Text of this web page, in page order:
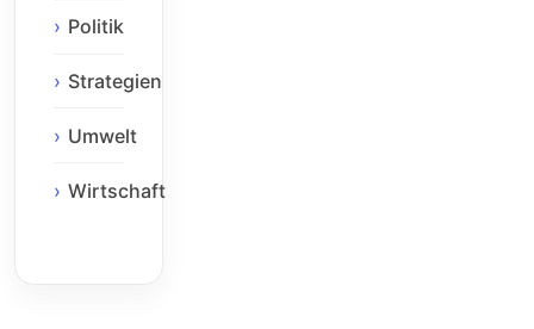
Politik
Strategien
Umwelt
Wirtschaft